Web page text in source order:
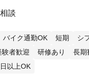
談
バイク通勤OK 短期
シ
験者歓迎 研修あり
長期
以上OK